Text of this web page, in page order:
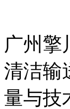
广州擎
清洁输
量与技